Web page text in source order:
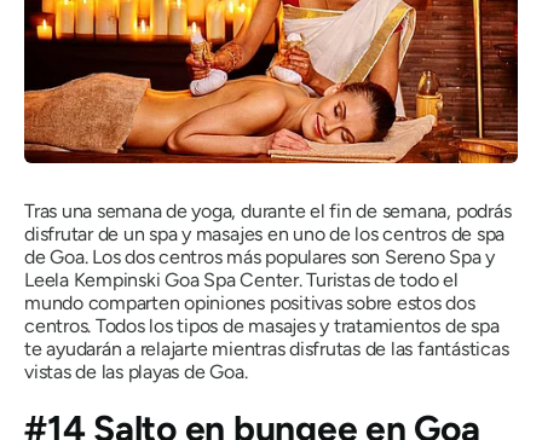
Tras una semana de yoga, durante el fin de semana, podrás
disfrutar de un spa y masajes en uno de los centros de spa
de Goa. Los dos centros más populares son Sereno Spa y
Leela Kempinski Goa Spa Center. Turistas de todo el
mundo comparten opiniones positivas sobre estos dos
centros. Todos los tipos de masajes y tratamientos de spa
te ayudarán a relajarte mientras disfrutas de las fantásticas
vistas de las playas de Goa.
#14 Salto en bungee en Goa